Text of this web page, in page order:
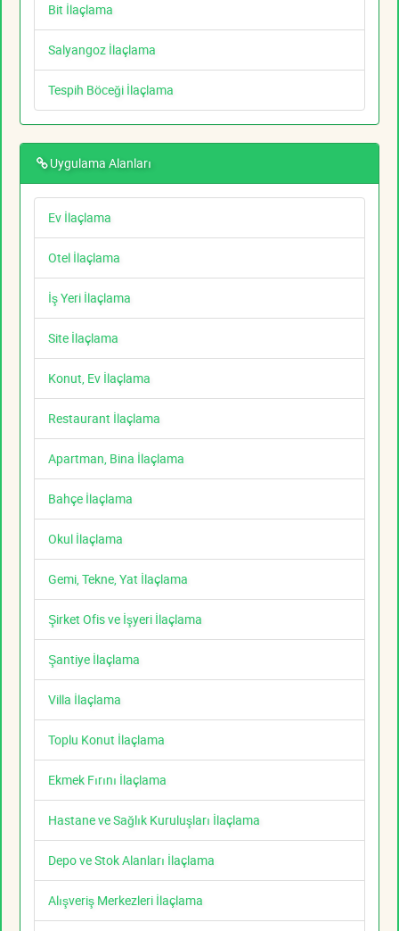
Bit İlaçlama
Salyangoz İlaçlama
Tespih Böceği İlaçlama
Uygulama Alanları
Ev İlaçlama
Otel İlaçlama
İş Yeri İlaçlama
Site İlaçlama
Konut, Ev İlaçlama
Restaurant İlaçlama
Apartman, Bina İlaçlama
Bahçe İlaçlama
Okul İlaçlama
Gemi, Tekne, Yat İlaçlama
Şirket Ofis ve İşyeri İlaçlama
Şantiye İlaçlama
Villa İlaçlama
Toplu Konut İlaçlama
Ekmek Fırını İlaçlama
Hastane ve Sağlık Kuruluşları İlaçlama
Depo ve Stok Alanları İlaçlama
Alışveriş Merkezleri İlaçlama